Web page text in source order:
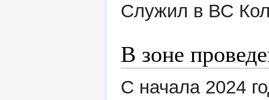
Служил в ВС
В зоне
С начала 2024